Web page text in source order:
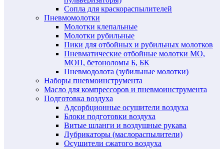
Сопла для краскораспылителей
Пневмомолотки
Молотки клепальные
Молотки рубильные
Пики для отбойных и рубильных молотков
Пневматические отбойные молотки МО,
МОП, бетоноломы Б, БК
Пневмодолота (зубильные молотки)
Наборы пневмоинструмента
Масло для компрессоров и пневмоинструмента
Подготовка воздуха
Адсорбционные осушители воздуха
Блоки подготовки воздуха
Витые шланги и воздушные рукава
Лубрикаторы (маслораспылители)
Осушители сжатого воздуха